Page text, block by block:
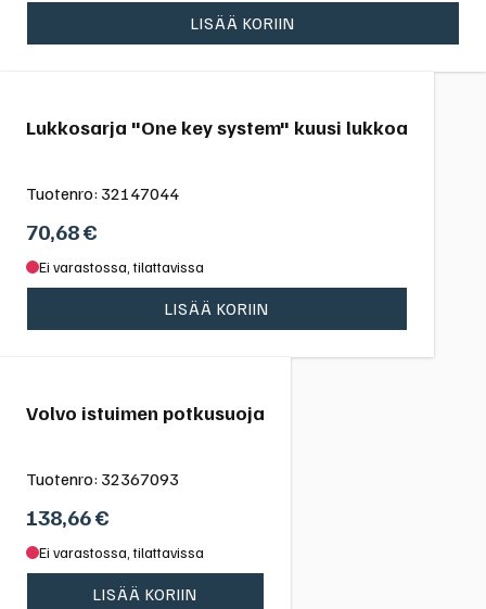
LISÄÄ KORIIN
Lukkosarja "One key system" kuusi lukkoa
Tuotenro: 32147044
70,68€
Ei varastossa, tilattavissa
LISÄÄ KORIIN
Volvo istuimen potkusuoja
Tuotenro: 32367093
138,66€
Ei varastossa, tilattavissa
LISÄÄ KORIIN